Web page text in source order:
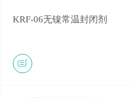
KRF-06无镍常温封闭剂